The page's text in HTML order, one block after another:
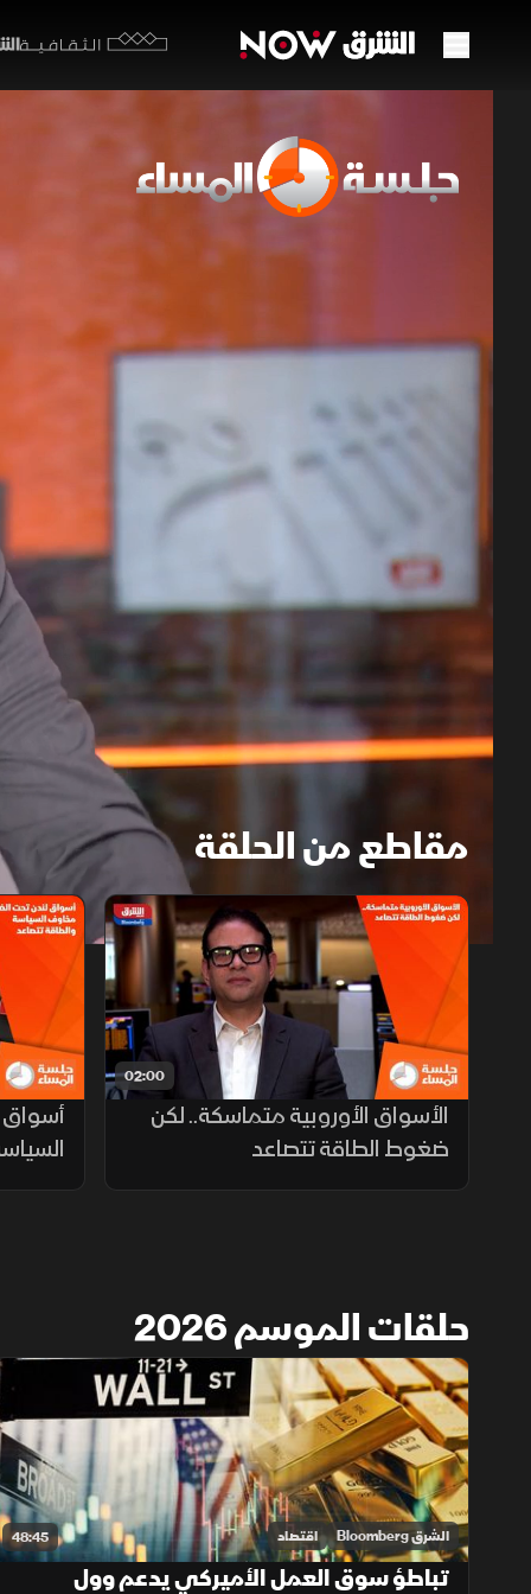
الثقافية
1x auto
جلسة
سجل
الصراع
بينما
مقاطع من الحلقة
02:00
الأسواق الأوروبية متماسكة.. لكن
ضغوط الطاقة تتصاعد
حلقات الموسم 2026
48:45 الشرق Bloomberg اقتصاد
تباطؤ سوق العمل الأميركي يدعم وول